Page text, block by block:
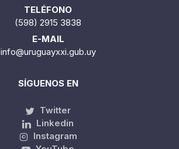
TELÉFONO
(598) 2915 3838
E-MAIL
info@uruguayxxi.gub.uy
SÍGUENOS EN
Twitter
Linkedin
Instagram